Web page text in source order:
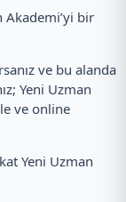
Akademi’yi bir
ve bu alanda
Yeni Uzman
ve online
Yeni Uzman